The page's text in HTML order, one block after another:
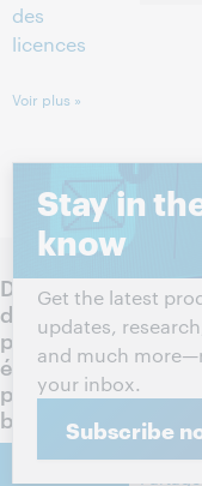
des
licences
Voir plus »
Stay in
know
Get the latest
updates,
and much
your inbox.
Subscribe
Discutez
des
prochaines
étapes
pour votre
bibliothèque